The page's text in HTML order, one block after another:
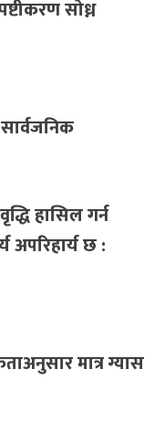
सोध्न
हासिल गर्न
छ :
मात्र ग्यास